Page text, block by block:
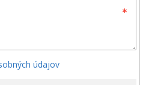
údajov